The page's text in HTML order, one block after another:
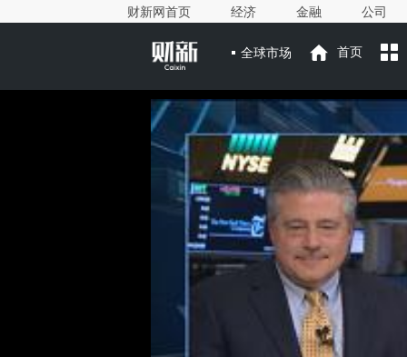
财新网首页 经济 金融 公司
全球市场 首页